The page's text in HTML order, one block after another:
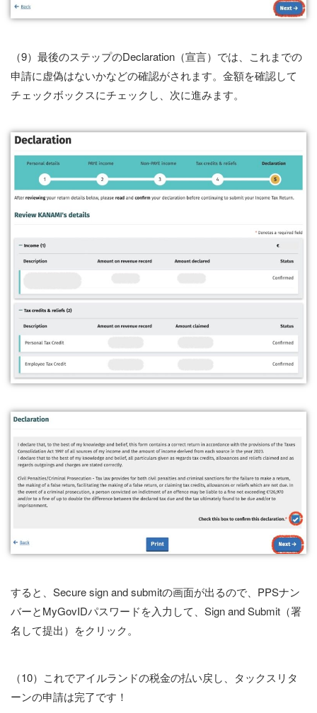
（9）最後のステップのDeclaration（宣言）では、これまでの
申請に虚偽はないかなどの確認がされます。金額を確認して
チェックボックスにチェックし、次に進みます。
すると、Secure sign and submitの画面が出るので、PPSナン
バーとMyGovIDパスワードを入力して、Sign and Submit（署
名して提出）をクリック。
（10）これでアイルランドの税金の払い戻し、タックスリタ
ーンの申請は完了です！